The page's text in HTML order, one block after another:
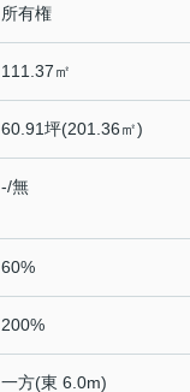
所有権
111.37㎡
60.91坪(201.36㎡)
-/無
60%
200%
一方(東 6.0m)